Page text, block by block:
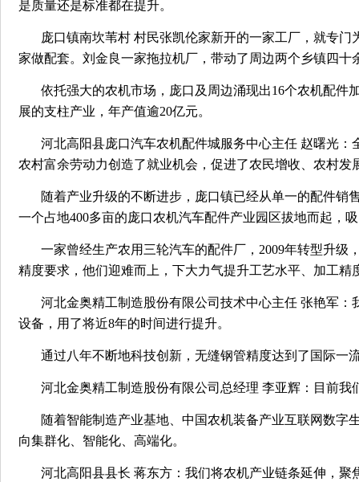
是质量还是标准都在提升。
庞口镇南坎苇村 村民张凯伦家新开的一家工厂，就专
家做配套。刘金良一家拖拉机厂，带动了周边两个乡镇四
依托强大的农机市场，庞口及周边涌现出16个农机配件
展的支柱产业，年产值逾20亿元。
河北高阳县庞口汽车农机配件城服务中心主任 赵曙光
农村富余劳动力创造了就业机会，促进了农民增收、农村发
随着产业升级的不断进步，庞口镇已经从单一的配件销
一个占地400多亩的庞口农机汽车配件产业园区拔地而起，
一家曾经生产农用三轮汽车的配件厂，2009年转型升级
精度要求，他们迎难而上，下大力气提升工艺水平、加工精
河北金奥精工制造股份有限公司技术中心主任 张艳军
设备，用了将近8年的时间进行提升。
通过八年不断地科技创新，无缝钢管精度达到了国际一
河北金奥精工制造股份有限公司总经理 李亚辉：目前
随着智能制造产业基地、中国农机装备产业互联网数
向集群化、智能化、高端化。
河北高阳县县长 蒋东方：我们将农机产业链条延伸，